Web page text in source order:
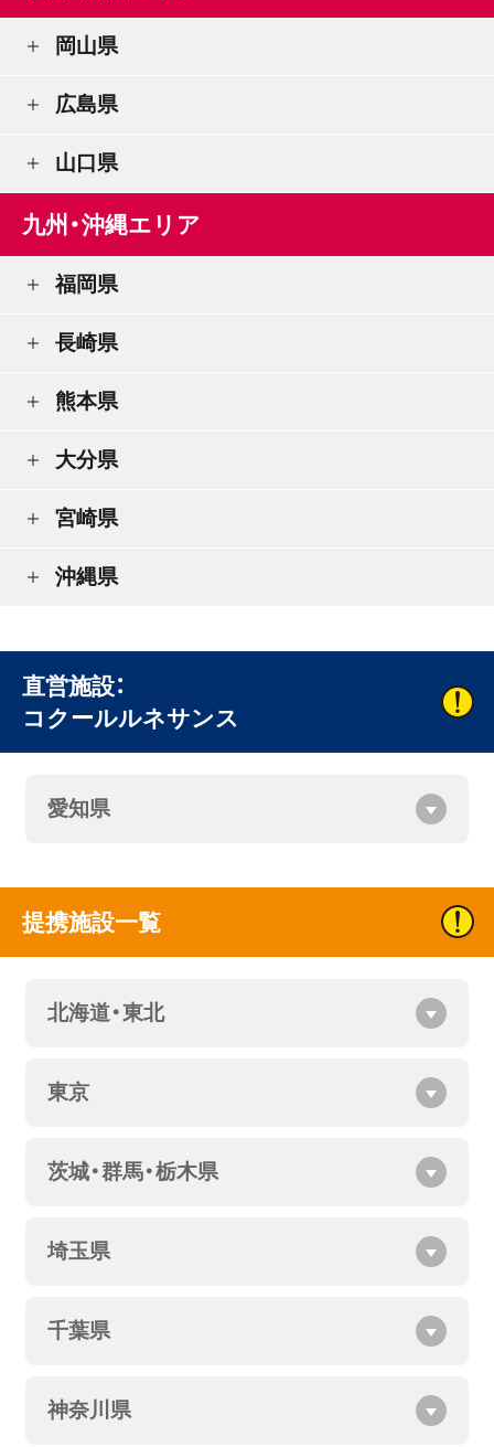
岡山県
広島県
山口県
九州・沖縄エリア
福岡県
長崎県
熊本県
大分県
宮崎県
沖縄県
直営施設：
コクールルネサンス
愛知県
提携施設一覧
北海道・東北
東京
茨城・群馬・栃木県
埼玉県
千葉県
神奈川県